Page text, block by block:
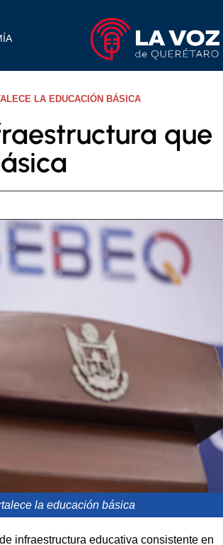
LA EDUCACIÓN BÁSICA
que
la educación básica
infraestructura educativa consistente en